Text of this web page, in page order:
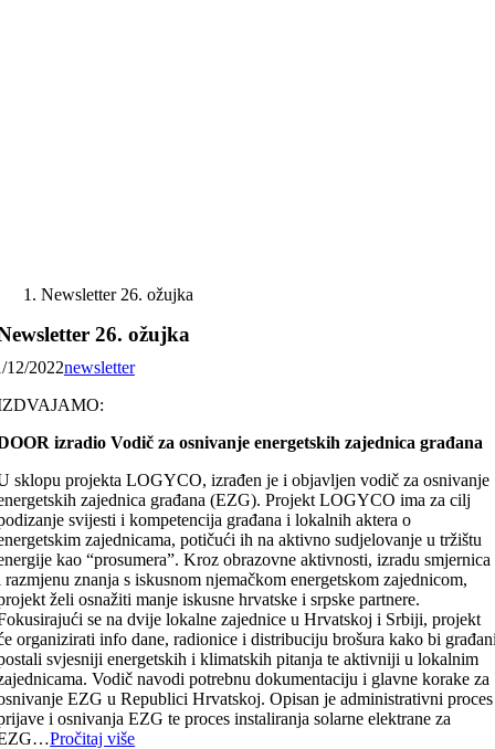
Newsletter 26. ožujka
26. ožujka
12/2022newsletter
izradio Vodič za osnivanje energetskih zajednica građana
sklopu projekta LOGYCO, izrađen je i objavljen vodič za osnivanje
zajednica građana (EZG). Projekt LOGYCO ima za cilj
svijesti i kompetencija građana i lokalnih aktera o
zajednicama, potičući ih na aktivno sudjelovanje u tržištu
kao “prosumera”. Kroz obrazovne aktivnosti, izradu smjernica
razmjenu znanja s iskusnom njemačkom energetskom zajednicom,
želi osnažiti manje iskusne hrvatske i srpske partnere.
se na dvije lokalne zajednice u Hrvatskoj i Srbiji, projekt
organizirati info dane, radionice i distribuciju brošura kako bi
svjesniji energetskih i klimatskih pitanja te aktivniji u lokalnim
Vodič navodi potrebnu dokumentaciju i glavne korake za
EZG u Republici Hrvatskoj. Opisan je administrativni proces
i osnivanja EZG te proces instaliranja solarne elektrane za
Pročitaj više